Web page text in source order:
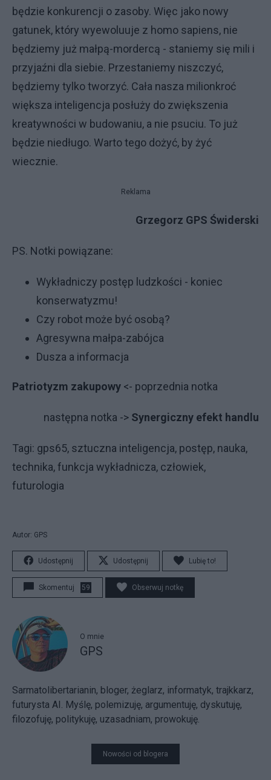
będzie konkurencji o zasoby. Więc jako nowy
gatunek, który wyewoluuje z homo sapiens, nie
będziemy już małpą-mordercą - staniemy się mili i
przyjaźni dla siebie. Przestaniemy niszczyć,
będziemy tylko tworzyć. Cała nasza milionkroć
większa inteligencja posłuży do zwiększenia
kreatywności w budowaniu, a nie psuciu. To już
będzie niedługo. Warto tego dożyć, by żyć
wiecznie.
Reklama
Grzegorz GPS Świderski
PS. Notki powiązane:
Wykładniczy postęp ludzkości - koniec
konserwatyzmu!
Czy robot może być osobą?
Agresywna małpa-zabójca
Dusza a informacja
Patriotyzm zakupowy <- poprzednia notka
następna notka -> Synergiczny efekt handlu
Tagi: gps65, sztuczna inteligencja, postęp, nauka,
technika, funkcja wykładnicza, człowiek,
futurologia
Autor: GPS
Udostępnij Udostępnij Lubię to!
Skomentuj 59 Obserwuj notkę
O mnie
GPS
Sarmatolibertarianin, bloger, żeglarz, informatyk, trajkkarz,
futurysta AI. Myślę, polemizuję, argumentuję, dyskutuję,
filozofuję, politykuję, uzasadniam, prowokuję.
Nowości od blogera